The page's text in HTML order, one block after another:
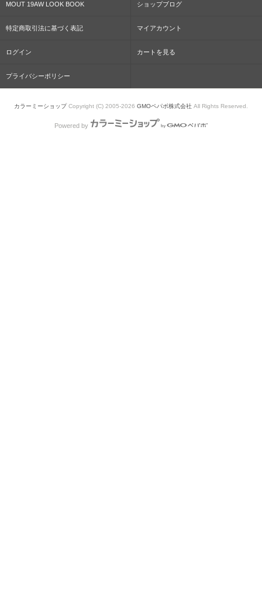
MOUT 19AW LOOK BOOK ショップブログ
特定商取引法に基づく表記 マイアカウント
ログイン カートを見る
プライバシーポリシー
カラーミーショップCopyright (C) 2005-2026 GMOペパボ株式会社 All Rights Reserved.
Powered by